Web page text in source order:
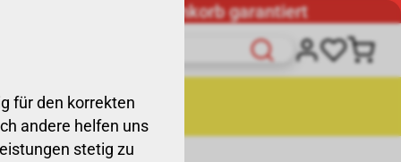
Günstigster Warenkorb garantiert
Liquidation
für den korrekten
andere helfen uns
stetig zu